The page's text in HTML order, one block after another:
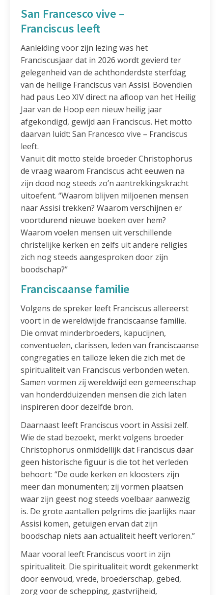
San Francesco vive –
Franciscus leeft
Aanleiding voor zijn lezing was het
Franciscusjaar dat in 2026 wordt gevierd ter
gelegenheid van de achthonderdste sterfdag
van de heilige Franciscus van Assisi. Bovendien
had paus Leo XIV direct na afloop van het Heilig
Jaar van de Hoop een nieuw heilig jaar
afgekondigd, gewijd aan Franciscus. Het motto
daarvan luidt: San Francesco vive – Franciscus
leeft.
Vanuit dit motto stelde broeder Christophorus
de vraag waarom Franciscus acht eeuwen na
zijn dood nog steeds zo’n aantrekkingskracht
uitoefent. “Waarom blijven miljoenen mensen
naar Assisi trekken? Waarom verschijnen er
voortdurend nieuwe boeken over hem?
Waarom voelen mensen uit verschillende
christelijke kerken en zelfs uit andere religies
zich nog steeds aangesproken door zijn
boodschap?”
Franciscaanse familie
Volgens de spreker leeft Franciscus allereerst
voort in de wereldwijde franciscaanse familie.
Die omvat minderbroeders, kapucijnen,
conventuelen, clarissen, leden van franciscaanse
congregaties en talloze leken die zich met de
spiritualiteit van Franciscus verbonden weten.
Samen vormen zij wereldwijd een gemeenschap
van honderdduizenden mensen die zich laten
inspireren door dezelfde bron.
Daarnaast leeft Franciscus voort in Assisi zelf.
Wie de stad bezoekt, merkt volgens broeder
Christophorus onmiddellijk dat Franciscus daar
geen historische figuur is die tot het verleden
behoort: “De oude kerken en kloosters zijn
meer dan monumenten; zij vormen plaatsen
waar zijn geest nog steeds voelbaar aanwezig
is. De grote aantallen pelgrims die jaarlijks naar
Assisi komen, getuigen ervan dat zijn
boodschap niets aan actualiteit heeft verloren.”
Maar vooral leeft Franciscus voort in zijn
spiritualiteit. Die spiritualiteit wordt gekenmerkt
door eenvoud, vrede, broederschap, gebed,
zorg voor de schepping, gastvrijheid,